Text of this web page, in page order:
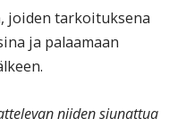
joiden tarkoituksena
ja palaamaan
niiden siunattua